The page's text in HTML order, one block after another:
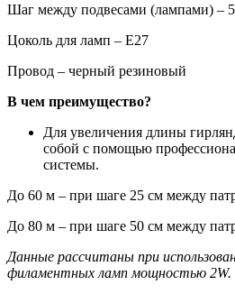
Шаг между подвесами (лампами) –
Цоколь для ламп – Е27
Провод – черный резиновый
В чем преимущество?
Для увеличения длины
собой с помощью
системы.
До 60 м – при шаге 25 см между
До 80 м – при шаге 50 см между
Данные рассчитаны при
филаментных ламп мощностью 2W.